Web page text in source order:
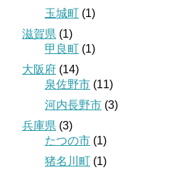
玉城町 (1)
滋賀県 (1)
甲良町 (1)
大阪府 (14)
泉佐野市 (11)
河内長野市 (3)
兵庫県 (3)
たつの市 (1)
猪名川町 (1)